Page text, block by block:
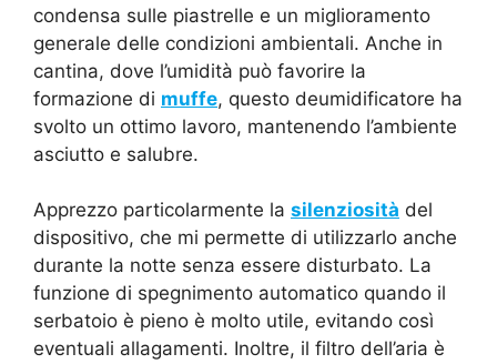
condensa sulle piastrelle e un miglioramento
generale delle condizioni ambientali. Anche in
cantina, dove l’umidità può favorire la
formazione di muffe, questo deumidificatore ha
svolto un ottimo lavoro, mantenendo l’ambiente
asciutto e salubre.
Apprezzo particolarmente la silenziosità del
dispositivo, che mi permette di utilizzarlo anche
durante la notte senza essere disturbato. La
funzione di spegnimento automatico quando il
serbatoio è pieno è molto utile, evitando così
eventuali allagamenti. Inoltre, il filtro dell’aria è